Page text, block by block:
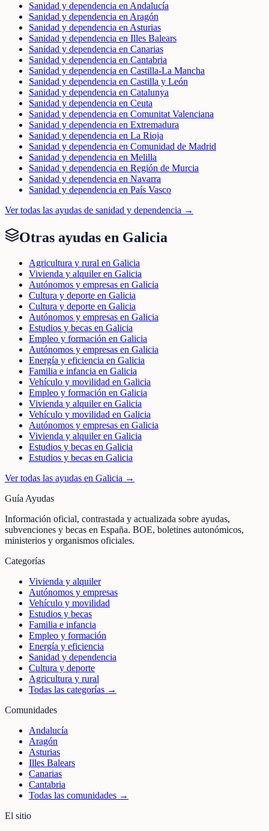
Sanidad y dependencia en Andalucía
Sanidad y dependencia en Aragón
Sanidad y dependencia en Asturias
Sanidad y dependencia en Illes Balears
Sanidad y dependencia en Canarias
Sanidad y dependencia en Cantabria
Sanidad y dependencia en Castilla-La Mancha
Sanidad y dependencia en Castilla y León
Sanidad y dependencia en Catalunya
Sanidad y dependencia en Ceuta
Sanidad y dependencia en Comunitat Valenciana
Sanidad y dependencia en Extremadura
Sanidad y dependencia en La Rioja
Sanidad y dependencia en Comunidad de Madrid
Sanidad y dependencia en Melilla
Sanidad y dependencia en Región de Murcia
Sanidad y dependencia en Navarra
Sanidad y dependencia en País Vasco
Ver todas las ayudas de sanidad y dependencia →
Otras ayudas en Galicia
Agricultura y rural en Galicia
Vivienda y alquiler en Galicia
Autónomos y empresas en Galicia
Cultura y deporte en Galicia
Cultura y deporte en Galicia
Autónomos y empresas en Galicia
Estudios y becas en Galicia
Empleo y formación en Galicia
Autónomos y empresas en Galicia
Energía y eficiencia en Galicia
Familia e infancia en Galicia
Vehículo y movilidad en Galicia
Empleo y formación en Galicia
Vivienda y alquiler en Galicia
Vehículo y movilidad en Galicia
Autónomos y empresas en Galicia
Vivienda y alquiler en Galicia
Estudios y becas en Galicia
Estudios y becas en Galicia
Ver todas las ayudas en Galicia →
Guía Ayudas
Información oficial, contrastada y actualizada sobre ayudas,
subvenciones y becas en España. BOE, boletines autonómicos,
ministerios y organismos oficiales.
Categorías
Vivienda y alquiler
Autónomos y empresas
Vehículo y movilidad
Estudios y becas
Familia e infancia
Empleo y formación
Energía y eficiencia
Sanidad y dependencia
Cultura y deporte
Agricultura y rural
Todas las categorías →
Comunidades
Andalucía
Aragón
Asturias
Illes Balears
Canarias
Cantabria
Todas las comunidades →
El sitio